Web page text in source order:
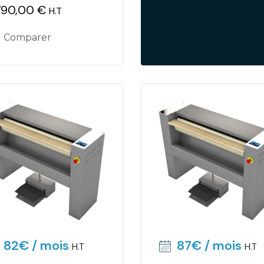
€ H.T
Comparer
82€/ mois H.T 87€/ mois H.T